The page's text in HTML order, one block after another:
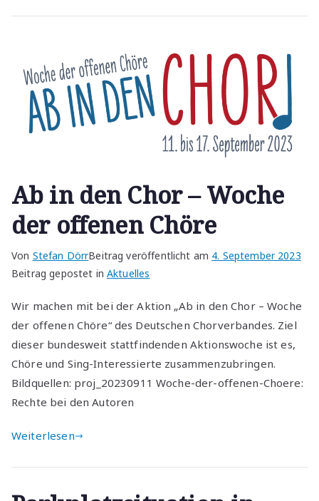
Ab in den Chor – Woche
der offenen Chöre
Von Stefan DörrBeitrag veröffentlicht am 4. September 2023
Beitrag gepostet inAktuelles
Wir machen mit bei der Aktion „Ab in den Chor – Woche
der offenen Chöre“ des Deutschen Chorverbandes. Ziel
dieser bundesweit stattfindenden Aktionswoche ist es,
Chöre und Sing-Interessierte zusammenzubringen.
Bildquellen: proj_20230911 Woche-der-offenen-Choere:
Rechte bei den Autoren
Weiterlesen